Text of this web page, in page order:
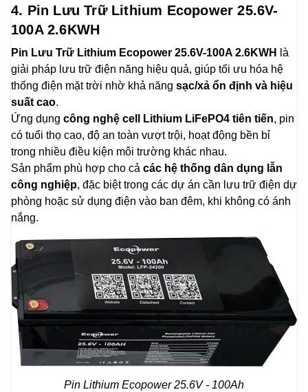
4. Pin Lưu Trữ Lithium Ecopower 25.6V-
100A 2.6KWH
Pin Lưu Trữ Lithium Ecopower 25.6V-100A 2.6KWH
là
giải pháp lưu trữ điện năng hiệu quả, giúp tối ưu hóa hệ
thống điện mặt trời nhờ khả năng sạc/xả ổn định và hiệu
suất cao.
Ứng dụng công nghệ cell Lithium LiFePO4 tiên tiến, pin
có tuổi thọ cao, độ an toàn vượt trội, hoạt động bền bỉ
trong nhiều điều kiện môi trường khác nhau.
Sản phẩm phù hợp cho cả các hệ thống dân dụng lẫn
công nghiệp, đặc biệt trong các dự án cần lưu trữ điện dự
phòng hoặc sử dụng điện vào ban đêm, khi không có ánh
nắng.
Pin Lithium Ecopower 25.6V - 100Ah